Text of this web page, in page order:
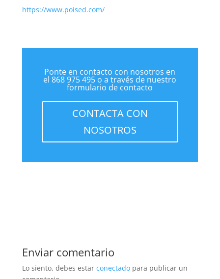
https://www.poised.com/
Ponte en contacto con nosotros en
el 868 975 495 o a través de nuestro
formulario de contacto
CONTACTA CON
NOSOTROS
Enviar comentario
Lo siento, debes estar conectadopara publicar un